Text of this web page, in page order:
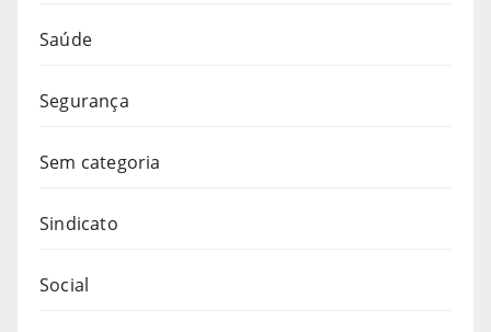
Saúde
Segurança
Sem categoria
Sindicato
Social